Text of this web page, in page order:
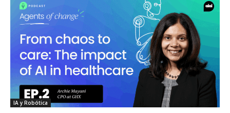
IA y Robótica